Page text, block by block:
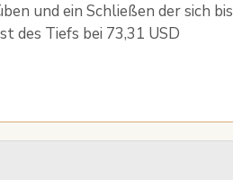
und ein Schließen der sich bis
des Tiefs bei 73,31 USD